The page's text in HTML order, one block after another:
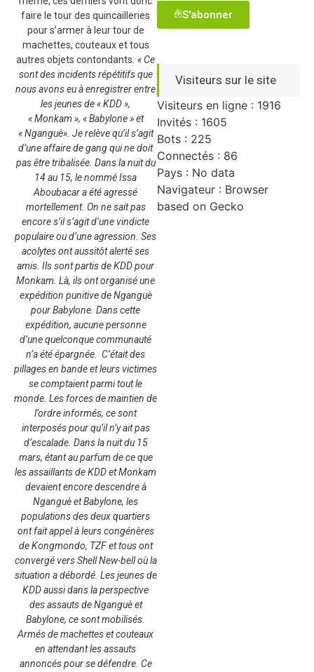
faire le tour des quincailleries
pour s’armer à leur tour de
machettes, couteaux et tous
autres objets contondants. « Ce
sont des incidents répétitifs que
nous avons eu à enregistrer entre
les jeunes de « KDD »,
« Monkam », « Babylone » et
« Nganguè». Je relève qu’il s’agit
d’une affaire de gang qui ne doit
pas être tribalisée. Dans la nuit du
14 au 15, le nommé Issa
Aboubacar a été agressé
mortellement. On ne sait pas
encore s’il s’agit d’une vindicte
populaire ou d’une agression. Ses
acolytes ont aussitôt alerté ses
amis. Ils sont partis de KDD pour
Monkam. Là, ils ont organisé une
expédition punitive de Nganguè
pour Babylone. Dans cette
expédition, aucune personne
d’une quelconque communauté
n’a été épargnée. C’était des
pillages en bande et leurs victimes
se comptaient parmi tout le
monde. Les forces de maintien de
l’ordre informés, ce sont
interposés pour qu’il n’y ait pas
d’escalade. Dans la nuit du 15
mars, étant au parfum de ce que
les assaillants de KDD et Monkam
devaient encore descendre à
Nganguè et Babylone, les
populations des deux quartiers
ont fait appel à leurs congénères
de Kongmondo, TZF et tous ont
convergé vers Shell New-bell où la
situation a débordé. Les jeunes de
KDD aussi dans la perspective
des assauts de Nganguè et
Babylone, ce sont mobilisés.
Armés de machettes et couteaux
en attendant les assauts
annoncés pour se défendre. Ce
S'abonner
Visiteurs sur le site
Visiteurs en ligne : 1916
Invités : 1605
Bots : 225
Connectés : 86
Pays : No data
Navigateur : Browser
based on Gecko